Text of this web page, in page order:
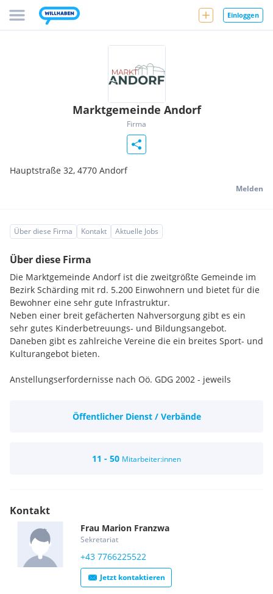
Einloggen
Marktgemeinde Andorf
Firma
Hauptstraße 32, 4770 Andorf
Melden
Über diese Firma Kontakt Aktuelle Jobs
Über diese Firma
Die Marktgemeinde Andorf ist die zweitgrößte Gemeinde im
Bezirk Schärding mit rd. 5.200 Einwohnern und bietet für die
Bewohner eine sehr gute Infrastruktur.
Neben einer breit gefächerten Nahversorgung gibt es ein
sehr gutes Kinderbetreuungs- und Bildungsangebot.
Daneben gibt es zahlreiche Vereine die ein breites Sport- und
Kulturangebot bieten.
Anstellungserfordernisse nach Oö. GDG 2002 - jeweils
Absicherung: Sozialversicherung bei der KFG
Öffentlicher Dienst / Verbände
11 - 50 Mitarbeiter:innen
Kontakt
Frau Marion Franzwa
Sekretariat
+43 7766225522
Jetzt kontaktieren